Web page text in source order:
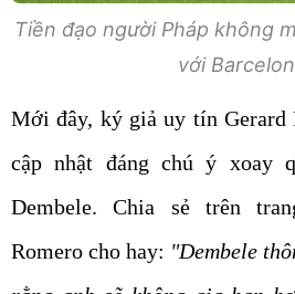
Tiền đạo người Pháp không
với
Mới đây, ký giả uy tín Gerard
cập nhật đáng chú ý xoay
Dembele. Chia sẻ trên
Romero cho hay: "Dembele